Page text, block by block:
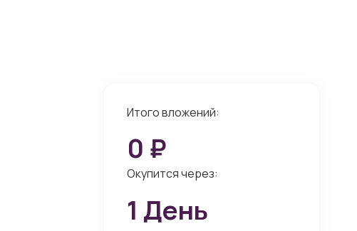
Итого вложений:
0 ₽
Окупится через:
1 День